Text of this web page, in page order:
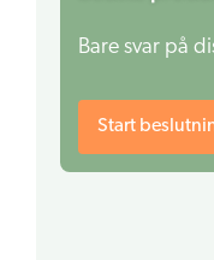
Bare svar på
Start